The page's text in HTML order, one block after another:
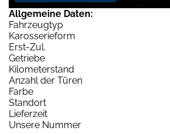
Allgemeine Daten:
Fahrzeugtyp
Karosserieform
Erst-Zul.
Getriebe
Kilometerstand
Anzahl der Türen
Farbe
Standort
Lieferzeit
Unsere Nummer